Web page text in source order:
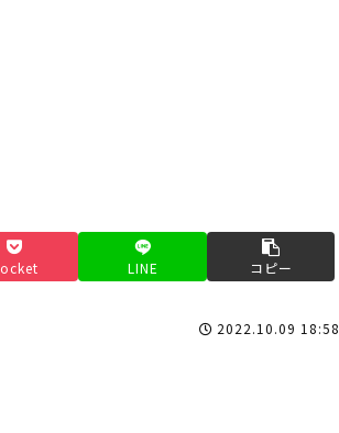
LINE コピー
2022.10.09 18:58